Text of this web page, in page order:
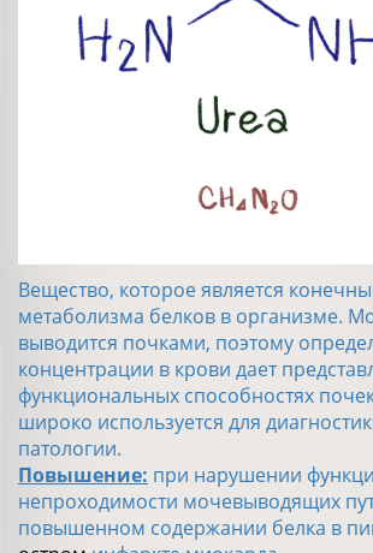
Вещество, которое является
метаболизма белков в организме.
выводится почками, поэтому
концентрации в крови дает
функциональных способностях
широко используется для
патологии.
Повышение: при нарушении
непроходимости мочевыводящих
повышенном содержании белка в